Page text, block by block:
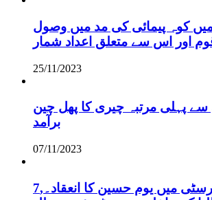
کوہ پیمائی کی مد میں وصول
اور اس سے متعلق اعداد شمار
25/11/2023
سے پہلی مرتبہ چیری کا پھل چین
برآمد
07/11/2023
قراقرم یونیورسٹی میں یوم حسین کا انعقاد۔,7